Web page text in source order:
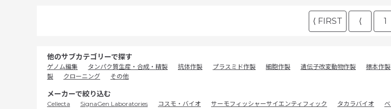
⟨ FIRST ⟨ 1
他のサブカテゴリーで探す
ゲノム編集 タンパク質生産・合成・精製 抗体作製 プラスミド作製 細胞作製 遺伝子改変動物作製 標本作製
製
クローニング その他
メーカーで絞り込む
Cellecta SignaGen Laboratories コスモ・バイオ サーモフィッシャーサイエンティフィック タカラバイオ